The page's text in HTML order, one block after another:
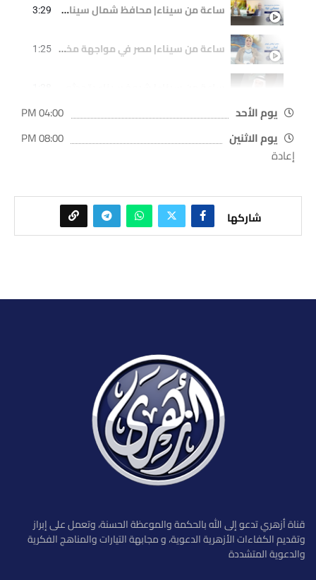
ساعة من سيناء| محافظ شمال سيناء يتابع جهود استقبال مصابي غزة وتقديم الرعاية الكاملة 3:29
ساعة من سيناء| مصر في مواجهة مخطط التهجير: الدفاع عن فلسطين والأمن القومي المصري 1:25
يوم الأحد
04:00 PM
يوم الاثنين
08:00 PM
إعادة
شاركها
قناة أزهري تدعو إلى الله بالحكمة والموعظة الحسنة، وتعمل على إبراز
وتقديم الكفاءات الأزهرية الدعوية، و مجابهة التيارات والمناهج الفكرية
والدعوية المتشددة